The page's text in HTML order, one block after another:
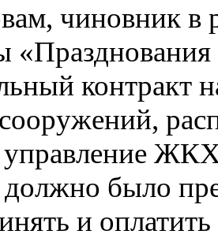
чиновник в
контракт
управление
должно было
и